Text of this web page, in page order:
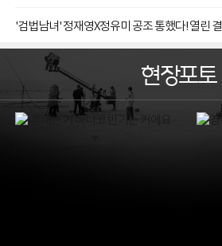
'검법남녀' 정재영X정유미 공조 통했다! 열린
현장포토